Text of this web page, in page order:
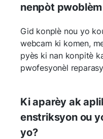
nenpòt
Gid konplè nou yo
webcam ki komen,
pyès ki nan konpitè
pwofesyonèl
Ki aparèy ak
enstriksyon ou
yo?